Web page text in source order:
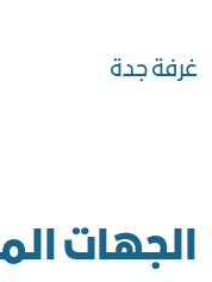
غرفة جدة
الجهات